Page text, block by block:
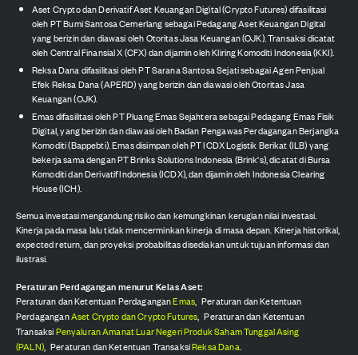
Aset Crypto dan Derivatif Aset Keuangan Digital (Crypto Futures) difasilitasi
oleh PT Bumi Santosa Cemerlang sebagai Pedagang Aset Keuangan Digital
yang berizin dan diawasi oleh Otoritas Jasa Keuangan (OJK). Transaksi dicatat
oleh Central Finansial X (CFX) dan dijamin oleh Kliring Komoditi Indonesia (KKI).
Reksa Dana difasilitasi oleh PT Sarana Santosa Sejati sebagai Agen Penjual
Efek Reksa Dana (APERD) yang berizin dan diawasi oleh Otoritas Jasa
Keuangan (OJK).
Emas difasilitasi oleh PT Pluang Emas Sejahtera sebagai Pedagang Emas Fisik
Digital, yang berizin dan diawasi oleh Badan Pengawas Perdagangan Berjangka
Komoditi (Bappebti). Emas disimpan oleh PT ICDX Logistik Berikat (ILB) yang
bekerja sama dengan PT Brinks Solutions Indonesia (Brink's), dicatat di Bursa
Komoditi dan Derivatif Indonesia (ICDX), dan dijamin oleh Indonesia Clearing
House (ICH).
Semua investasi mengandung risiko dan kemungkinan kerugian nilai investasi.
Kinerja pada masa lalu tidak mencerminkan kinerja di masa depan. Kinerja historikal,
expected return, dan proyeksi probabilitas disediakan untuk tujuan informasi dan
ilustrasi.
Peraturan Perdagangan menurut Kelas Aset:
Peraturan dan Ketentuan PerdaganganEmas, Peraturan dan Ketentuan
PerdaganganAset Crypto dan Crypto Futures, Peraturan dan Ketentuan
TransaksiPenyaluran Amanat Luar Negeri Produk Saham Tunggal Asing
(PALN), Peraturan dan Ketentuan TransaksiReksa Dana.